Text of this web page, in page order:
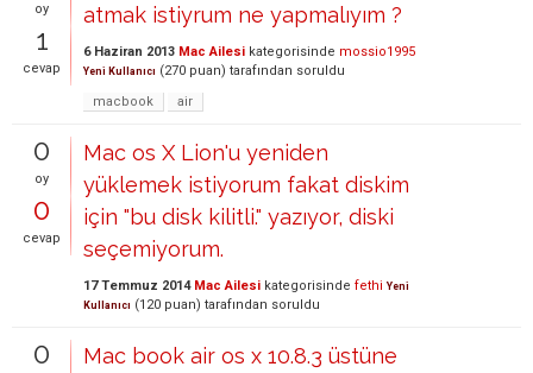
oy
1
cevap
atmak istiyrum ne yapmalıyım ?
6 Haziran 2013 Mac Ailesi kategorisinde mossio1995
Yeni Kullanıcı (270 puan) tarafından soruldu
macbook
air
0
oy
0
cevap
Mac os X Lion'u yeniden
yüklemek istiyorum fakat diskim
için "bu disk kilitli." yazıyor, diski
seçemiyorum.
17 Temmuz 2014 Mac Ailesi kategorisinde fethi Yeni
Kullanıcı (120 puan) tarafından soruldu
0
Mac book air os x 10.8.3 üstüne